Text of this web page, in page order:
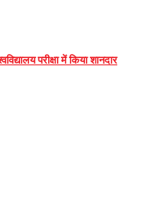
परीक्षा में किया शानदार